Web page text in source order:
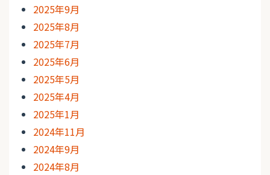
2025年9月
2025年8月
2025年7月
2025年6月
2025年5月
2025年4月
2025年1月
2024年11月
2024年9月
2024年8月